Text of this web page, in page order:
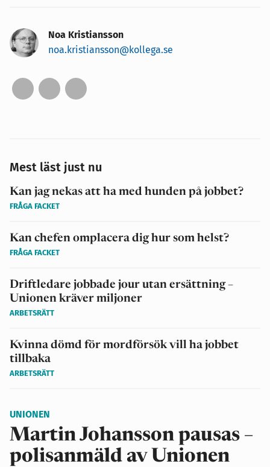
Noa Kristiansson
noa.kristiansson@kollega.se
Mest läst just nu
Kan jag nekas att ha med hunden på jobbet?
FRÅGA FACKET
Kan chefen omplacera dig hur som helst?
FRÅGA FACKET
Driftledare jobbade jour utan ersättning –
Unionen kräver miljoner
ARBETSRÄTT
Kvinna dömd för mordförsök vill ha jobbet
tillbaka
ARBETSRÄTT
UNIONEN
Martin Johansson pausas –
polisanmäld av Unionen